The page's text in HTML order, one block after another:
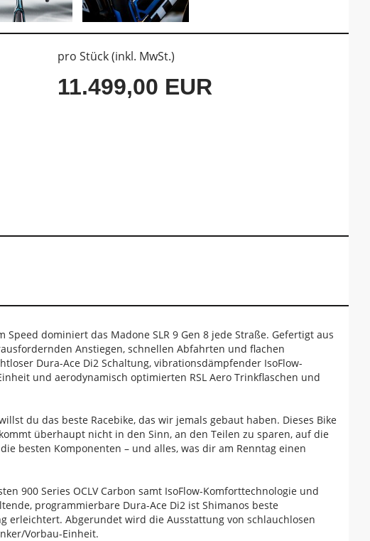
pro Stück (inkl. MwSt.)
11.499,00 EUR
dominiert das Madone SLR 9 Gen 8 jede Straße. Gefertigt aus
Anstiegen, schnellen Abfahrten und flachen
Dura-Ace Di2 Schaltung, vibrationsdämpfender IsoFlow-
und aerodynamisch optimierten RSL Aero Trinkflaschen und
du das beste Racebike, das wir jemals gebaut haben. Dieses Bike
überhaupt nicht in den Sinn, an den Teilen zu sparen, auf die
besten Komponenten – und alles, was dir am Renntag einen
900 Series OCLV Carbon samt IsoFlow-Komforttechnologie und
programmierbare Dura-Ace Di2 ist Shimanos beste
erleichtert. Abgerundet wird die Ausstattung von schlauchlosen
Vorbau-Einheit.